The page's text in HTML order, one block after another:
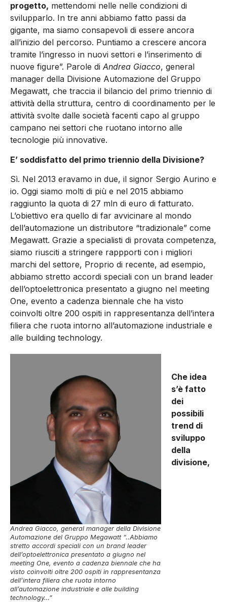
progetto, mettendomi nelle nelle condizioni di
svilupparlo. In tre anni abbiamo fatto passi da
gigante, ma siamo consapevoli di essere ancora
all’inizio del percorso. Puntiamo a crescere ancora
tramite l’ingresso in nuovi settori e l’inserimento di
nuove figure”. Parole di Andrea Giacco, general
manager della Divisione Automazione del Gruppo
Megawatt, che traccia il bilancio del primo triennio di
attività della struttura, centro di coordinamento per le
attività svolte dalle società facenti capo al gruppo
campano nei settori che ruotano intorno alle
tecnologie più innovative.
E’ soddisfatto del primo triennio della Divisione?
Sì. Nel 2013 eravamo in due, il signor Sergio Aurino e
io. Oggi siamo molti di più e nel 2015 abbiamo
raggiunto la quota di 27 mln di euro di fatturato.
L’obiettivo era quello di far avvicinare al mondo
dell’automazione un distributore “tradizionale” come
Megawatt. Grazie a specialisti di provata competenza,
siamo riusciti a stringere rappporti con i migliori
marchi del settore, Proprio di recente, ad esempio,
abbiamo stretto accordi speciali con un brand leader
dell’optoelettronica presentato a giugno nel meeting
One, evento a cadenza biennale che ha visto
coinvolti oltre 200 ospiti in rappresentanza dell’intera
filiera che ruota intorno all’automazione industriale e
alle building technology.
Andrea Giacco, general manager della Divisione
Automazione del Gruppo Megawatt “..Abbiamo
stretto accordi speciali con un brand leader
dell’optoelettronica presentato a giugno nel
meeting One, evento a cadenza biennale che ha
visto coinvolti oltre 200 ospiti in rappresentanza
dell’intera filiera che ruota intorno
all’automazione industriale e alle building
technology…”
Che idea
s’è fatto
dei
possibili
trend di
sviluppo
della
divisione,